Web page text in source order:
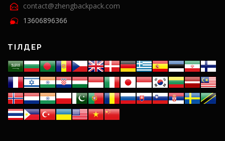
contact@zhengbackpack.com
13606896366
ТІЛДЕР